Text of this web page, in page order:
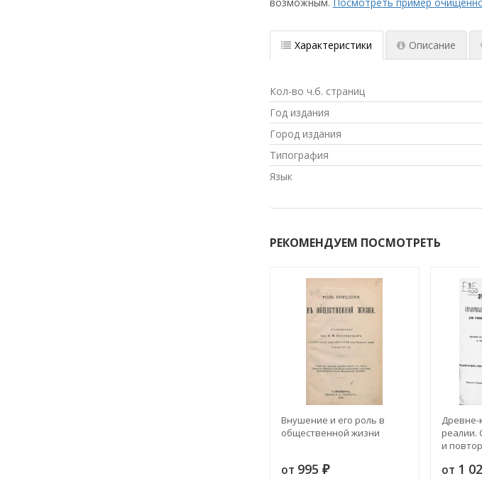
Характеристики Описание
Кол-во ч.б. страниц
Год издания
Город издания
Типография
Язык
РЕКОМЕНДУЕМ ПОСМОТРЕТЬ
Внушение и его роль в
общественной жизни
от 995 ₽
Древне-
реалии.
и
от 1